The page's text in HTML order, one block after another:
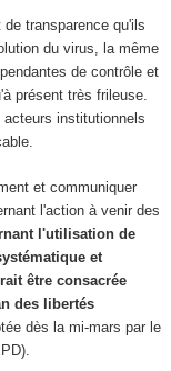
transparence qu'ils
du virus, la même
de contrôle et
présent très frileuse.
institutionnels
et communiquer
l'action à venir des
l'utilisation de
et
être consacrée
des libertés
dès la mi-mars par le